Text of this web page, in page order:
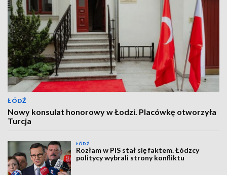
ŁÓDŹ
Nowy konsulat honorowy w Łodzi. Placówkę otworzyła
Turcja
ŁÓDŹ
Rozłam w PiS stał się faktem. Łódzcy
politycy wybrali strony konfliktu